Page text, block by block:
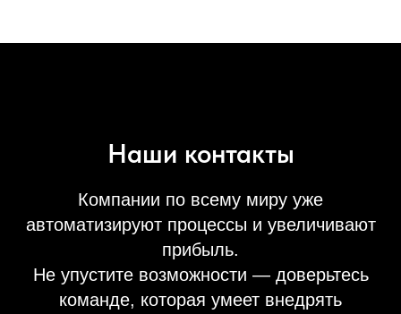
Наши контакты
Компании по всему миру уже
автоматизируют процессы и увеличивают
прибыль.
Не упустите возможности — доверьтесь
команде, которая умеет внедрять